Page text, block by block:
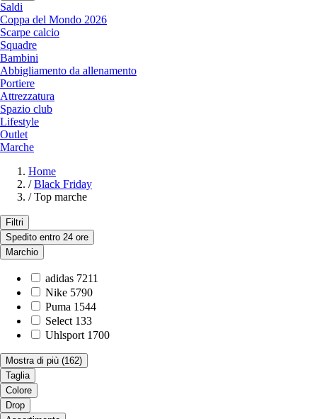
Saldi
Coppa del Mondo 2026
Scarpe calcio
Squadre
Bambini
Abbigliamento da allenamento
Portiere
Attrezzatura
Spazio club
Lifestyle
Outlet
Marche
Home
/ Black Friday
/ Top marche
Filtri
Spedito entro 24 ore
Marchio
adidas 7211
Nike 5790
Puma 1544
Select 133
Uhlsport 1700
Mostra di più (162)
Taglia
Colore
Drop